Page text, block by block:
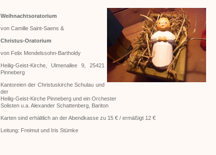
Weihnachtsoratorium
von Camille Saint-Saens &
Christus-Oratorium
von Felix Mendelssohn-Bartholdy
Heilig-Geist-Kirche, Ulmenallee 9, 25421
Pinneberg
Kantoreien der Christuskirche Schulau und
der
Heilig-Geist-Kirche Pinneberg und ein Orchester
Solisten u.a. Alexander Schattenberg, Bariton
Karten sind erhältlich an der Abendkasse zu 15 € / ermäßigt 12 €
Leitung: Freimut und Iris Stümke